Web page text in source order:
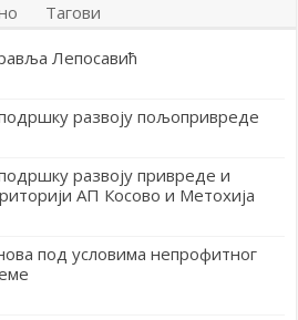
Тагови
Лепосавић
развоју пољопривреде
развоју привреде и
АП Косово и Метохија
под условима непрофитног